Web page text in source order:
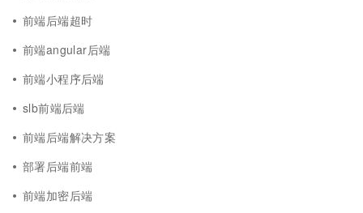
前端后端超时
前端angular后端
前端小程序后端
slb前端后端
前端后端解决方案
部署后端前端
前端加密后端